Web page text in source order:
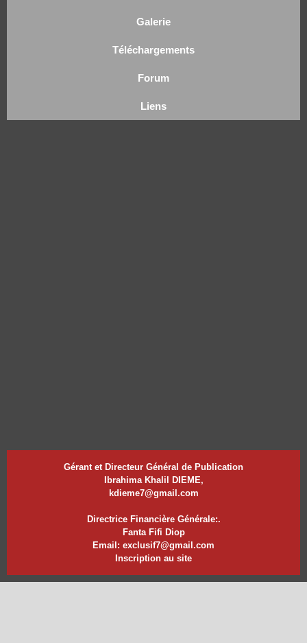
Galerie
Téléchargements
Forum
Liens
Gérant et Directeur Général de Publication
Ibrahima Khalil DIEME,
kdieme7@gmail.com
Directrice Financière Générale:.
Fanta Fifi Diop
Email: exclusif7@gmail.com
Inscription au site